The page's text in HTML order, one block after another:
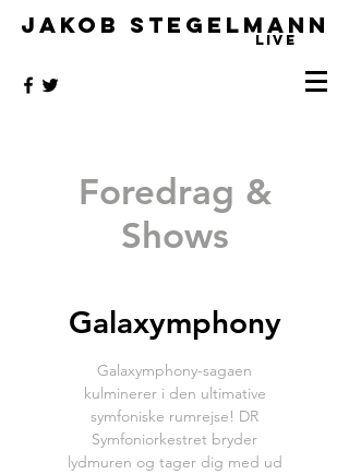
JAKOB STEGELMANN
LIVE
Foredrag &
Shows
Galaxymphony
Galaxymphony-sagaen
kulminerer i den ultimative
symfoniske rumrejse! DR
Symfoniorkestret bryder
lydmuren og tager dig med ud